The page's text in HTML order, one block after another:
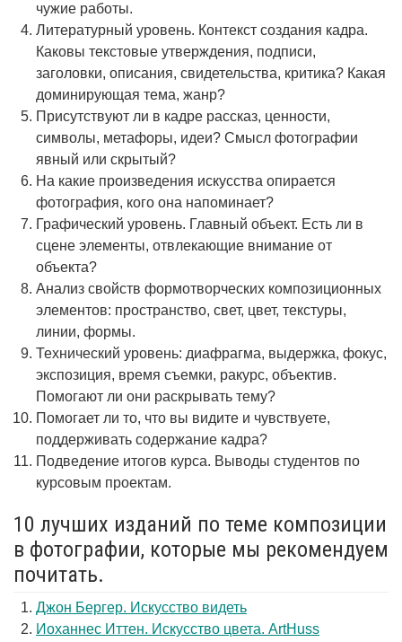
чужие работы.
Литературный уровень. Контекст создания кадра.
Каковы текстовые утверждения, подписи,
заголовки, описания, свидетельства, критика? Какая
доминирующая тема, жанр?
Присутствуют ли в кадре рассказ, ценности,
символы, метафоры, идеи? Смысл фотографии
явный или скрытый?
На какие произведения искусства опирается
фотография, кого она напоминает?
Графический уровень. Главный объект. Есть ли в
сцене элементы, отвлекающие внимание от
объекта?
Анализ свойств формотворческих композиционных
элементов: пространство, свет, цвет, текстуры,
линии, формы.
Технический уровень: диафрагма, выдержка, фокус,
экспозиция, время съемки, ракурс, объектив.
Помогают ли они раскрывать тему?
Помогает ли то, что вы видите и чувствуете,
поддерживать содержание кадра?
Подведение итогов курса. Выводы студентов по
курсовым проектам.
10 лучших изданий по теме композиции
в фотографии, которые мы рекомендуем
почитать.
Джон Бергер. Искусство видеть
Иоханнес Иттен. Искусство цвета. ArtHuss